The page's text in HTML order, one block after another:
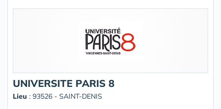
UNIVERSITE PARIS 8
Lieu : 93526 - SAINT-DENIS